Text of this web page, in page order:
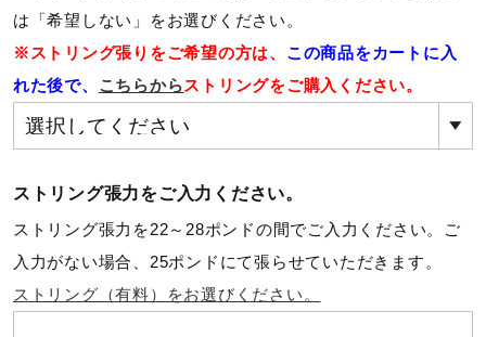
ウィンタースポーツ
ワーキング
ウォーキングシューズ
ライフスタイルグッズ
は「希望しない」をお選びください。
※ストリング張りをご希望の方は、 この商品をカートに入
れた後で、 こちらからストリングをご購入ください。
ストリング張力をご入力ください。
ストリング張力を22～28ポンドの間でご入力ください。ご
入力がない場合、25ポンドにて張らせていただきます。
ストリング（有料）をお選びください。